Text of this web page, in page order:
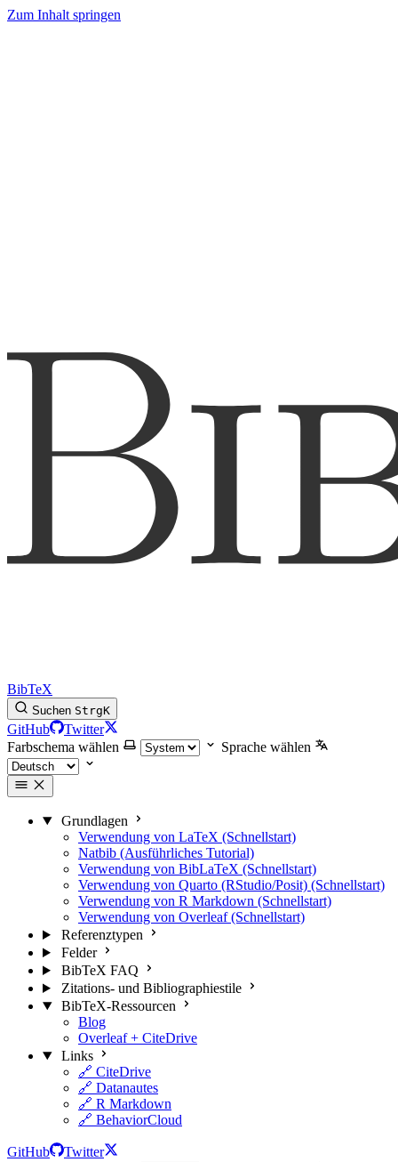
Zum Inhalt springen
BibTeX
Suchen StrgK
GitHub
Twitter
Farbschema wählen
Sprache wählen
Grundlagen
Verwendung von LaTeX (Schnellstart)
Natbib (Ausführliches Tutorial)
Verwendung von BibLaTeX (Schnellstart)
Verwendung von Quarto (RStudio/Posit) (Schnellstart)
Verwendung von R Markdown (Schnellstart)
Verwendung von Overleaf (Schnellstart)
Referenztypen
Felder
BibTeX FAQ
Zitations- und Bibliographiestile
BibTeX-Ressourcen
Blog
Overleaf + CiteDrive
Links
🔗 CiteDrive
🔗 Datanautes
🔗 R Markdown
🔗 BehaviorCloud
GitHub
Twitter